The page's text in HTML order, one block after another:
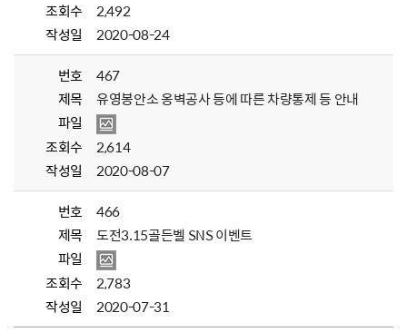
조회수
2,492
작성일
2020-08-24
번호
467
제목
유영봉안소 옹벽공사 등에 따른 차량통제 등 안내
파일
조회수
2,614
작성일
2020-08-07
번호
466
제목
도전3.15골든벨 SNS 이벤트
파일
조회수
2,783
작성일
2020-07-31